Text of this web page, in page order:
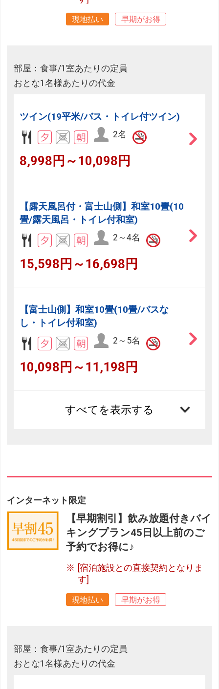
現地払い 早期がお得
部屋：食事/1室あたりの定員
おとな1名様あたりの代金
ツイン(19平米/バス・トイレ付ツイン)
2名
8,998円～10,098円
【露天風呂付・富士山側】和室10畳(10
畳/露天風呂・トイレ付和室)
2～4名
15,598円～16,698円
【富士山側】和室10畳(10畳/バスな
し・トイレ付和室)
2～5名
10,098円～11,198円
すべてを表示する
インターネット限定
【早期割引】飲み放題付きバイ
キングプラン45日以上前のご
予約でお得に♪
[宿泊施設との直接契約となりま
す]
現地払い 早期がお得
部屋：食事/1室あたりの定員
おとな1名様あたりの代金